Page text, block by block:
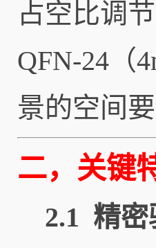
占空比调
QFN-24（
景的空间要
二，关键
2.1 精密